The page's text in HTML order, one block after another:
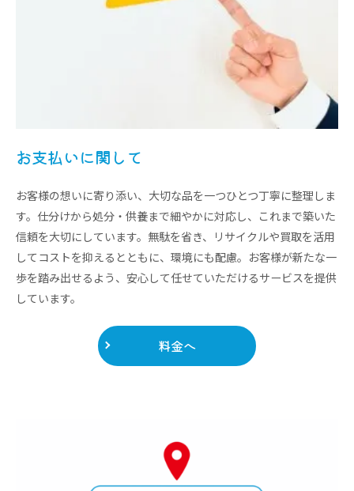
お支払いに関して
お客様の想いに寄り添い、大切な品を一つひとつ丁寧に整理しま
す。仕分けから処分・供養まで細やかに対応し、これまで築いた
信頼を大切にしています。無駄を省き、リサイクルや買取を活用
してコストを抑えるとともに、環境にも配慮。お客様が新たな一
歩を踏み出せるよう、安心して任せていただけるサービスを提供
しています。
料金へ